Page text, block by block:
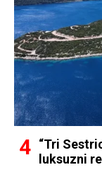
“Tri
luksuzni